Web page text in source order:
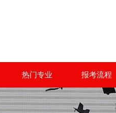
热门专业 报考流程